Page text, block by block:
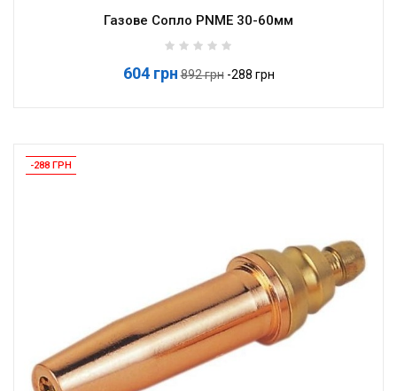
Газове Сопло PNME 30-60мм
604 грнБазова
892 грн -288 грн
-288 ГРН